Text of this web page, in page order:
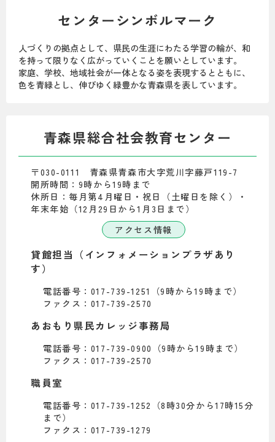
センターシンボルマーク
人づくりの拠点として、県民の生涯にわたる学習の輪が、和
を持って限りなく広がっていくことを願いとしています。
家庭、学校、地域社会が一体となる姿を表現するとともに、
色を青緑とし、伸びゆく緑豊かな青森県を表しています。
青森県総合社会教育センター
〒030-0111 青森県青森市大字荒川字藤戸119-7
開所時間：9時から19時まで
休所日：毎月第4月曜日・祝日（土曜日を除く）・
年末年始（12月29日から1月3日まで）
アクセス情報
貸館担当（インフォメーションプラザあり
す）
電話番号：017-739-1251（9時から19時まで）
ファクス：017-739-2570
あおもり県民カレッジ事務局
電話番号：017-739-0900（9時から19時まで）
ファクス：017-739-2570
職員室
電話番号：017-739-1252（8時30分から17時15分
まで）
ファクス：017-739-1279